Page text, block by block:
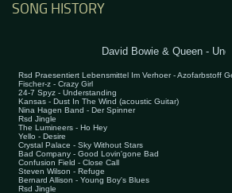
SONG HISTORY